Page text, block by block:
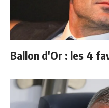
Ballon d'Or : les 4